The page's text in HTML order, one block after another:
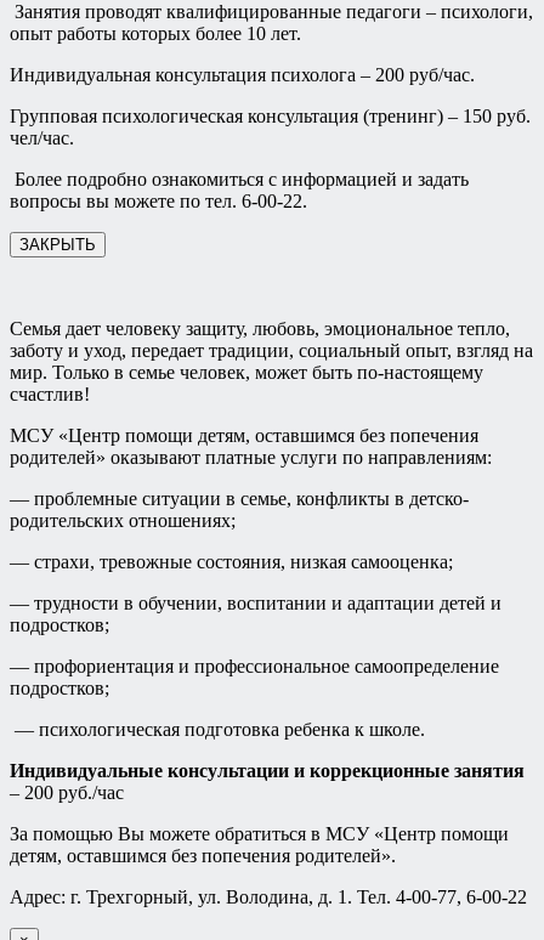
Занятия проводят квалифицированные педагоги – психологи,
опыт работы которых более 10 лет.
Индивидуальная консультация психолога – 200 руб/час.
Групповая психологическая консультация (тренинг) – 150 руб.
чел/час.
Более подробно ознакомиться с информацией и задать
вопросы вы можете по тел. 6-00-22.
ЗАКРЫТЬ
Семья дает человеку защиту, любовь, эмоциональное тепло,
заботу и уход, передает традиции, социальный опыт, взгляд на
мир. Только в семье человек, может быть по-настоящему
счастлив!
МСУ «Центр помощи детям, оставшимся без попечения
родителей» оказывают платные услуги по направлениям:
— проблемные ситуации в семье, конфликты в детско-
родительских отношениях;
— страхи, тревожные состояния, низкая самооценка;
— трудности в обучении, воспитании и адаптации детей и
подростков;
— профориентация и профессиональное самоопределение
подростков;
— психологическая подготовка ребенка к школе.
Индивидуальные консультации и коррекционные занятия
– 200 руб./час
За помощью Вы можете обратиться в МСУ «Центр помощи
детям, оставшимся без попечения родителей».
Адрес: г. Трехгорный, ул. Володина, д. 1. Тел. 4-00-77, 6-00-22